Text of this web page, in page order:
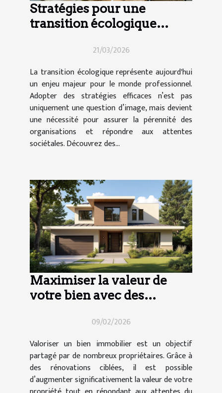
Stratégies pour une
transition écologique
21/03/2026
La transition écologique représente aujourd'hui
un enjeu majeur pour le monde professionnel.
Adopter des stratégies efficaces n’est pas
uniquement une question d’image, mais devient
une nécessité pour assurer la pérennité des
organisations et répondre aux attentes
sociétales. Découvrez des...
Maximiser la valeur de
votre bien avec des
09/02/2026
Valoriser un bien immobilier est un objectif
partagé par de nombreux propriétaires. Grâce à
des rénovations ciblées, il est possible
d’augmenter significativement la valeur de votre